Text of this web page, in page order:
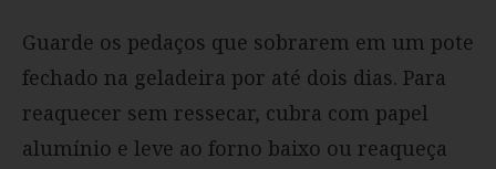
Guarde os pedaços que sobrarem em um pote
fechado na geladeira por até dois dias. Para
reaquecer sem ressecar, cubra com papel
alumínio e leve ao forno baixo ou reaqueça